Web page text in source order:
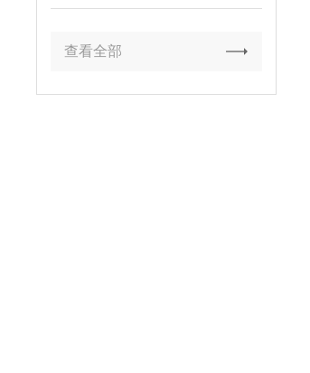
查看全部